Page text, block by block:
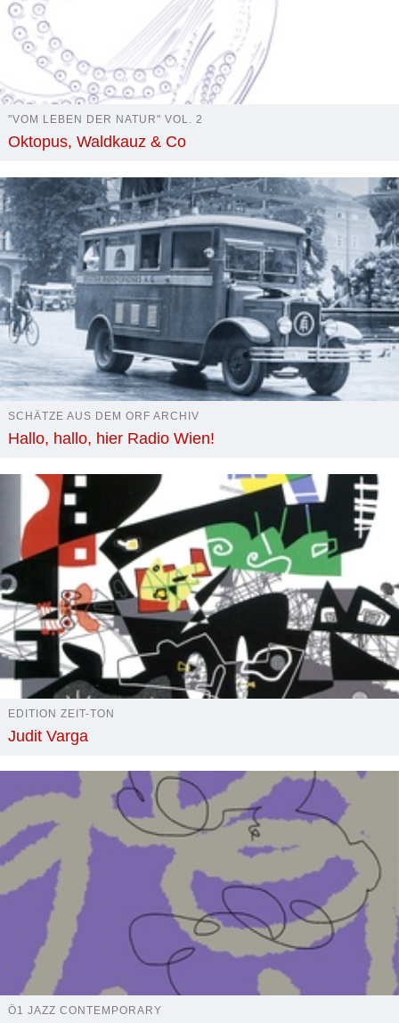
"VOM LEBEN DER NATUR" VOL. 2
Oktopus, Waldkauz & Co
SCHÄTZE AUS DEM ORF ARCHIV
Hallo, hallo, hier Radio Wien!
EDITION ZEIT-TON
Judit Varga
Ö1 JAZZ CONTEMPORARY